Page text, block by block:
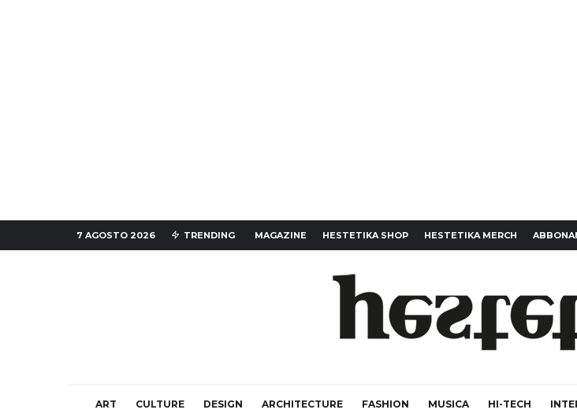
7 AGOSTO 2026 TRENDING MAGAZINE HESTETIKA SHOP HESTETIKA MERCH
ART CULTURE DESIGN ARCHITECTURE FASHION MUSICA HI-TECH